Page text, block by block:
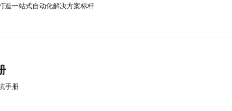
造一站式自动化解决方案标杆
手册